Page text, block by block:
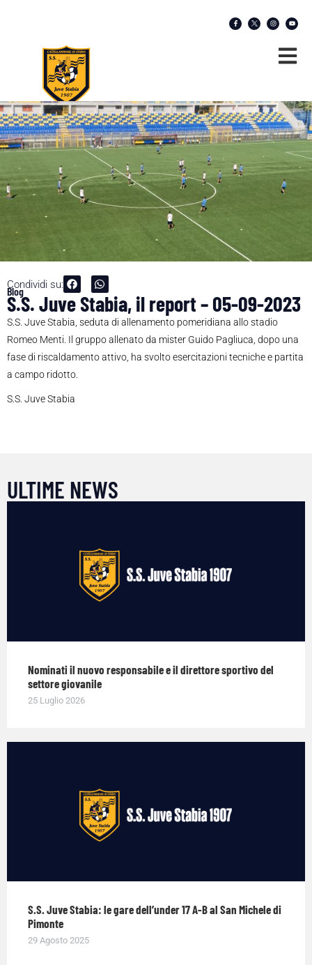
Condividi su:
Blog
S.S. Juve Stabia, il report – 05-09-2023
S.S. Juve Stabia, seduta di allenamento pomeridiana allo stadio
Romeo Menti. Il gruppo allenato da mister Guido Pagliuca, dopo una
fase di riscaldamento attivo, ha svolto esercitazioni tecniche e partita
a campo ridotto.
S.S. Juve Stabia
ULTIME NEWS
Nominati il nuovo responsabile e il direttore sportivo del
settore giovanile
25 Luglio 2026
S.S. Juve Stabia: le gare dell’under 17 A-B al San Michele di
Pimonte
29 Agosto 2025